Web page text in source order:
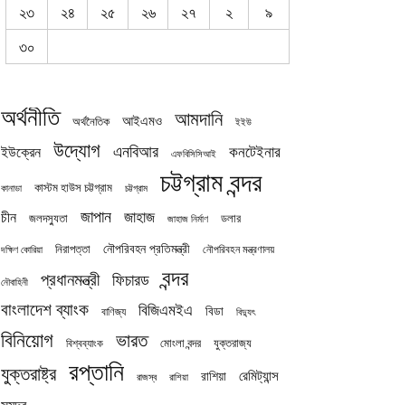
২৩ ২৪ ২৫ ২৬ ২৭ ২
৯
৩০
অর্থনীতি অর্থনৈতিক আইএমও আমদানি ইইউ
ইউক্রেন উদ্যোগ এনবিআর এফবিসিসিআই কনটেইনার
কানাডা কাস্টম হাউস চট্টগ্রাম চট্টগ্রাম চট্টগ্রাম বন্দর
চীন জলদস্যুতা জাপান জাহাজ জাহাজ নির্মাণ ডলার
দক্ষিণ কোরিয়া নিরাপত্তা নৌপরিবহন প্রতিমন্ত্রী নৌপরিবহন মন্ত্রণালয়
নৌবাহিনী প্রধানমন্ত্রী ফিচারড বন্দর
বাংলাদেশ ব্যাংক বাণিজ্য বিজিএমইএ বিডা বিদ্যুৎ
বিনিয়োগ বিশ্বব্যাংক ভারত মোংলা বন্দর যুক্তরাজ্য
যুক্তরাষ্ট্র রপ্তানি রাজস্ব রাশিয়া রাশিয়া রেমিট্যান্স